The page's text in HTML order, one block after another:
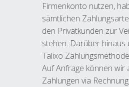
Firmenkonto nutzen,
sämtlichen
den Privatkunden zur
stehen. Darüber
Talixo
Auf Anfrage können wir
Zahlungen via